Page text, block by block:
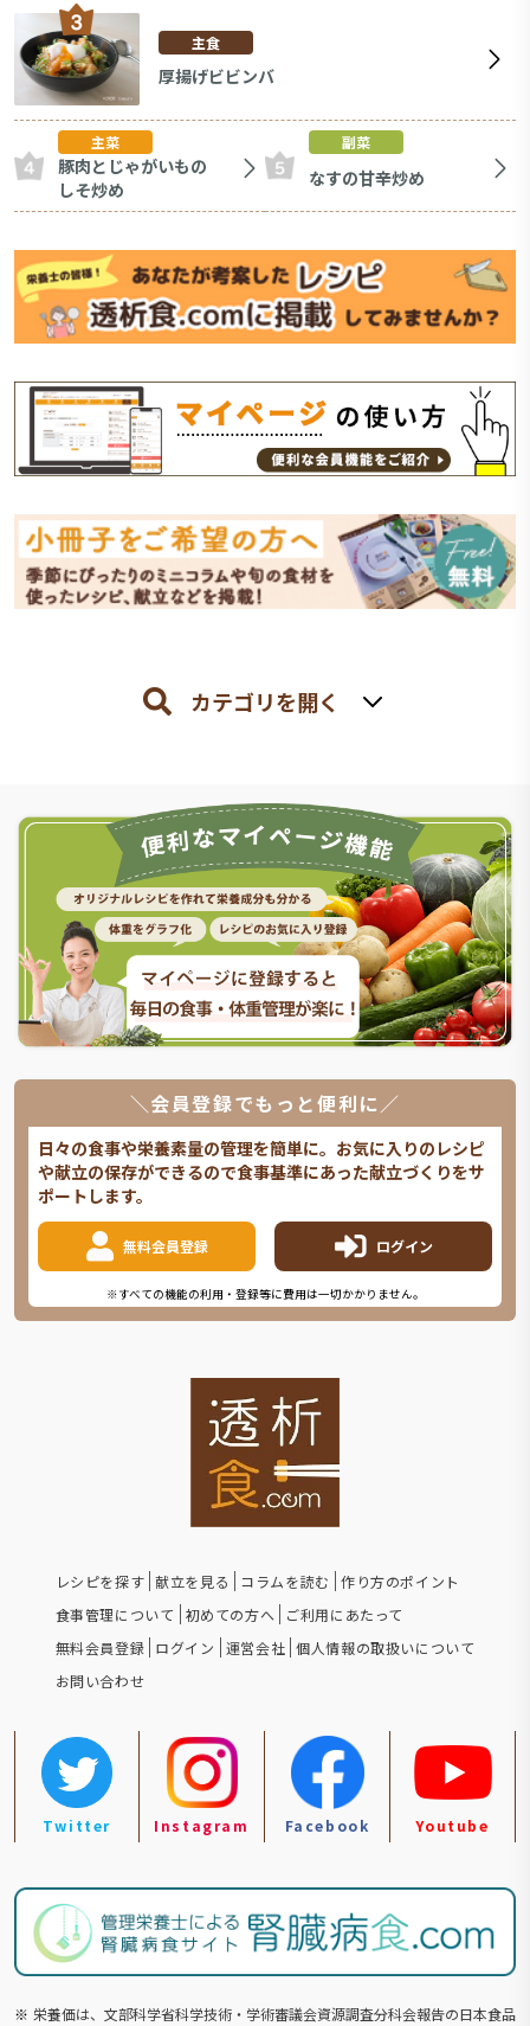
主食
厚揚げビビンバ
主菜
豚肉とじゃがいもの
しそ炒め
副菜
なすの甘辛炒め
カテゴリを開く
＼会員登録でもっと便利に／
日々の食事や栄養素量の管理を簡単に。お気に入りのレシピ
や献立の保存ができるので食事基準にあった献立づくりをサ
ポートします。
無料会員登録 ログイン
※すべての機能の利用・登録等に費用は一切かかりません。
レシピを探す 献立を見る コラムを読む
作り方のポイント
食事管理について
初めての方へ
ご利用にあたって
無料会員登録 ログイン 運営会社 個人情報の取扱いについて
お問い合わせ
Twitter Instagram Facebook Youtube
※ 栄養価は、文部科学省科学技術・学術審議会資源調査分科会報告の⽇本食品